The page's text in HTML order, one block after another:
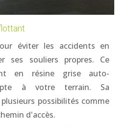
éviter les accidents en
ses souliers propres. Ce
en résine grise auto-
à votre terrain. Sa
possibilités comme
d'accès.